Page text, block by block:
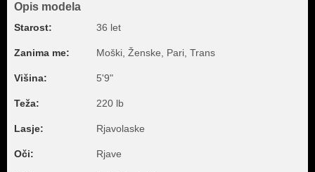
Opis modela
Starost: 36 let
Zanima me: Moški, Ženske, Pari, Trans
Višina: 5'9"
Teža: 220 lb
Lasje: Rjavolaske
Oči: Rjave